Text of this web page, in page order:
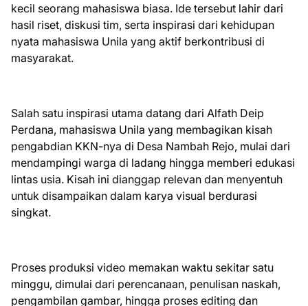
kecil seorang mahasiswa biasa. Ide tersebut lahir dari
hasil riset, diskusi tim, serta inspirasi dari kehidupan
nyata mahasiswa Unila yang aktif berkontribusi di
masyarakat.
Salah satu inspirasi utama datang dari Alfath Deip
Perdana, mahasiswa Unila yang membagikan kisah
pengabdian KKN-nya di Desa Nambah Rejo, mulai dari
mendampingi warga di ladang hingga memberi edukasi
lintas usia. Kisah ini dianggap relevan dan menyentuh
untuk disampaikan dalam karya visual berdurasi
singkat.
Proses produksi video memakan waktu sekitar satu
minggu, dimulai dari perencanaan, penulisan naskah,
pengambilan gambar, hingga proses editing dan